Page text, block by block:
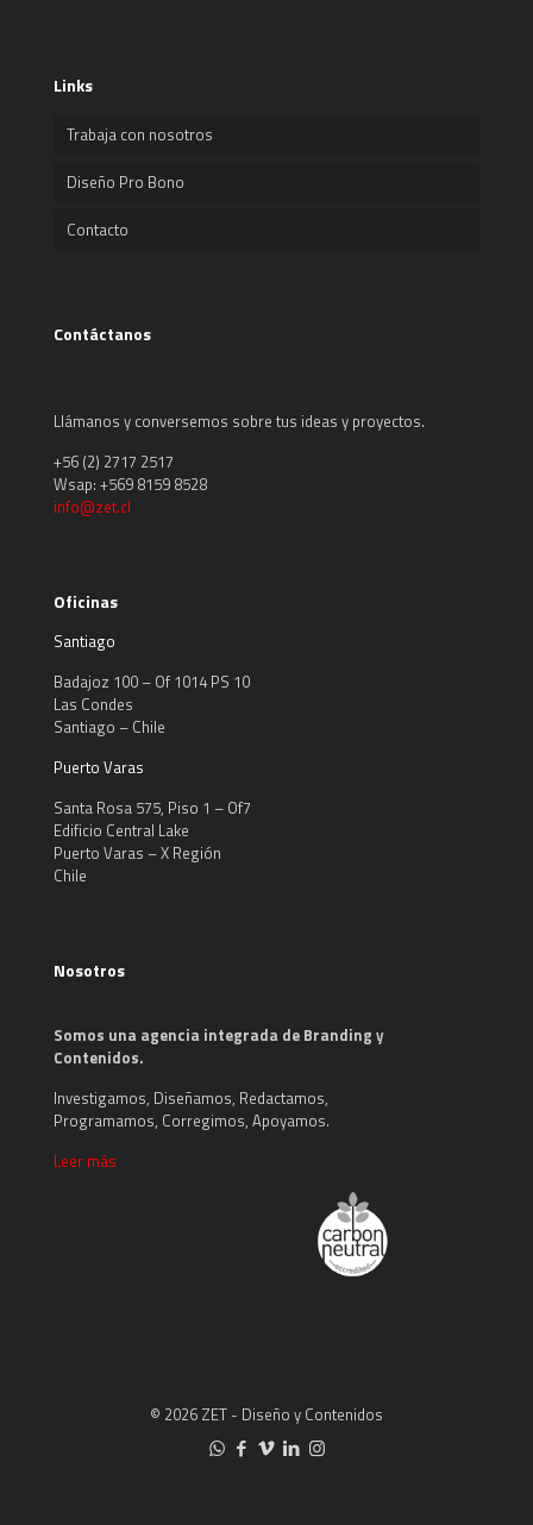
Links
Trabaja con nosotros
Diseño Pro Bono
Contacto
Contáctanos
Llámanos y conversemos sobre tus ideas y proyectos.
+56 (2) 2717 2517
Wsap: +569 8159 8528
info@zet.cl
Oficinas
Santiago
Badajoz 100 – Of 1014 PS 10
Las Condes
Santiago – Chile
Puerto Varas
Santa Rosa 575, Piso 1 – Of7
Edificio Central Lake
Puerto Varas – X Región
Chile
Nosotros
Somos una agencia integrada de Branding y
Contenidos.
Investigamos, Diseñamos, Redactamos,
Programamos, Corregimos, Apoyamos.
Leer más
© 2026 ZET - Diseño y Contenidos